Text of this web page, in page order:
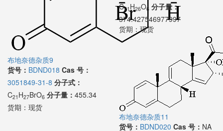
布地奈德杂质9
货号： BDND018 Cas 号：
3051849-31-8 分子式：
C21 H27BrO6 分子量： 455.34
货期： 现货
C21 H26O6 分子量：
374.427546977997
货期：现货
布地奈德杂质11
货号： BDND020 Cas 号： NA